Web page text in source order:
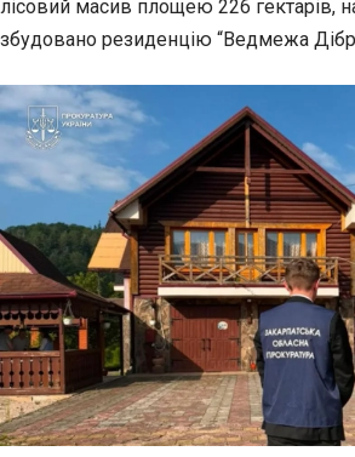
лісовий масив площею 226 гектарів,
збудовано резиденцію “Ведмежа